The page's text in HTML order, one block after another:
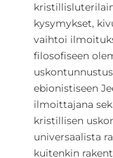
kysymykset,
vaihtoi
filosofiseen
ebionistiseen
ilmoittajana
kristillisen
universaalista
kuitenkin